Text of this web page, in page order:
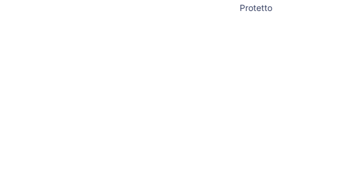
Protetto